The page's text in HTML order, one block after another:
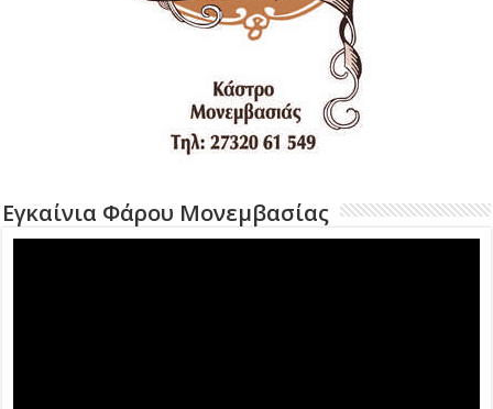
Εγκαίνια Φάρου Μονεμβασίας